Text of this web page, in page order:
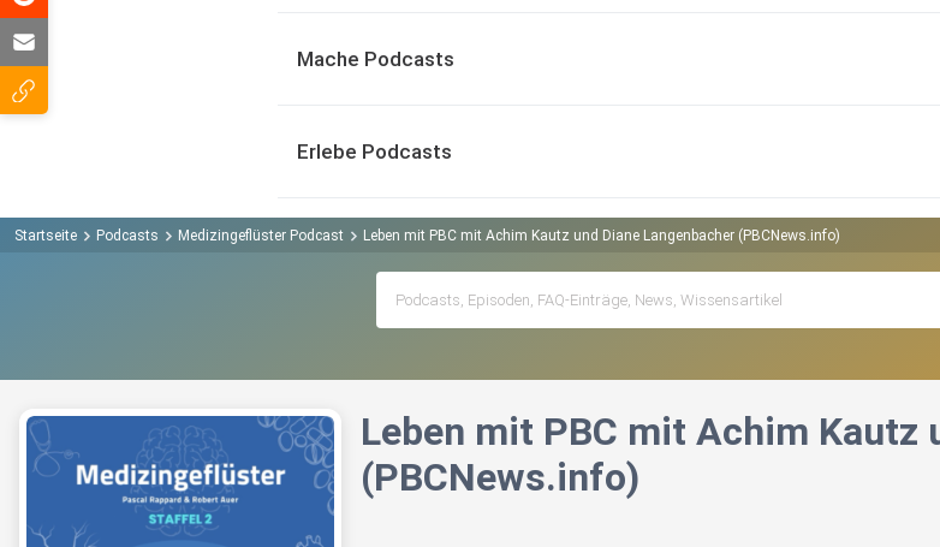
Mache Podcasts
Erlebe Podcasts
Startseite Podcasts Medizingeflüster Podcast Leben mit PBC mit Achim Kautz und Diane Langenbacher (PBCNews.info)
Leben mit PBC mit Achim Kautz
(PBCNews.info)